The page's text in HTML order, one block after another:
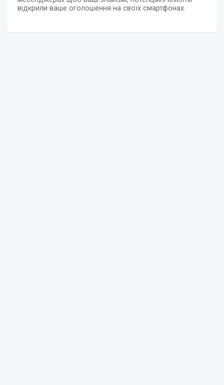
відкрили ваше оголошення на своїх смартфонах.